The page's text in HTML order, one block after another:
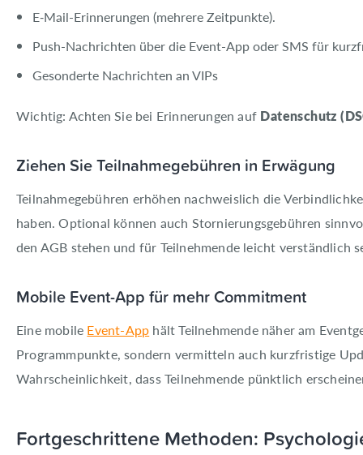
E‑Mail-Erinnerungen (mehrere Zeitpunkte).
Push-Nachrichten über die Event-App oder SMS für
Gesonderte Nachrichten an VIPs
Wichtig: Achten Sie bei Erinnerungen auf Datenschutz
Ziehen Sie Teilnahmegebühren in Erwägung
Teilnahmegebühren erhöhen nachweislich die
haben. Optional können auch Stornierungsgebühren
den AGB stehen und für Teilnehmende leicht verständlich
Mobile Event-App für mehr Commitment
Eine mobile Event-App hält Teilnehmende näher am
Programmpunkte, sondern vermitteln auch kurzfristige
Wahrscheinlichkeit, dass Teilnehmende pünktlich
Fortgeschrittene Methoden: